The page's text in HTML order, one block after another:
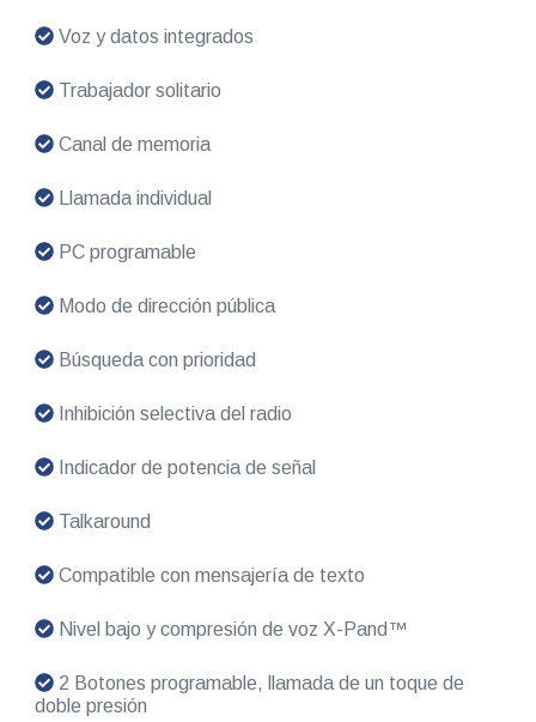
Voz y datos integrados
Trabajador solitario
Canal de memoria
Llamada individual
PC programable
Modo de dirección pública
Búsqueda con prioridad
Inhibición selectiva del radio
Indicador de potencia de señal
Talkaround
Compatible con mensajería de texto
Nivel bajo y compresión de voz X-Pand™
2 Botones programable, llamada de un toque de
doble presión